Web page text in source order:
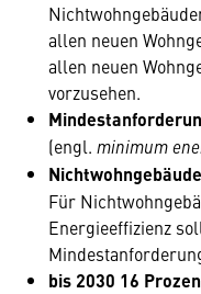
allen neuen
allen neuen
vorzusehen.
(engl. minimum
Nichtwohngebäude
Für
Energieeffizienz
bis 2030 16